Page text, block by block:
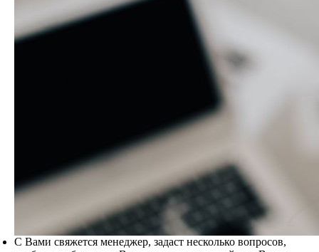
С Вами свяжется менеджер, задаст несколько вопросов,